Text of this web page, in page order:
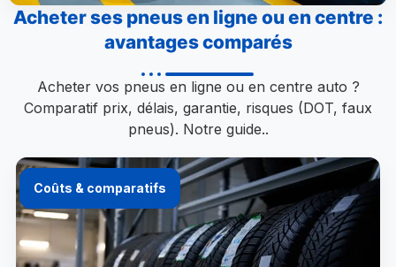
Acheter ses pneus en ligne ou en centre :
avantages comparés
Acheter vos pneus en ligne ou en centre auto ?
Comparatif prix, délais, garantie, risques (DOT, faux
pneus). Notre guide..
Coûts & comparatifs